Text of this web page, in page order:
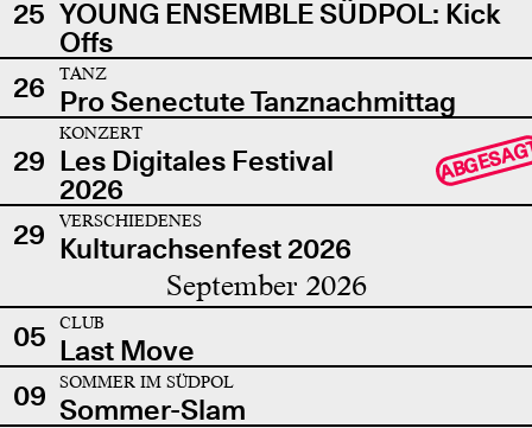
25 YOUNG ENSEMBLE SÜDPOL: Kick
Offs
26
TANZ
Pro Senectute Tanznachmittag
29
KONZERT
Les Digitales Festival
2026
29 VERSCHIEDENES
Kulturachsenfest 2026
September 2026
05 CLUB
Last Move
09
SOMMER IM SÜDPOL
Sommer-Slam